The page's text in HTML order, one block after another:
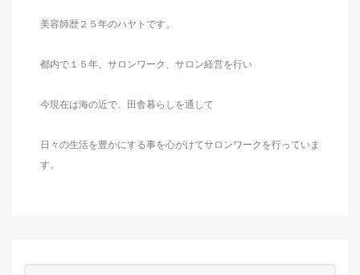
美容師歴２５年のハヤトです。
都内で１５年、サロンワーク、サロン経営を行い
今現在は海の近で、田舎暮らしを通して
日々の生活を豊かにする事を心がけてサロンワークを行っていま
す。